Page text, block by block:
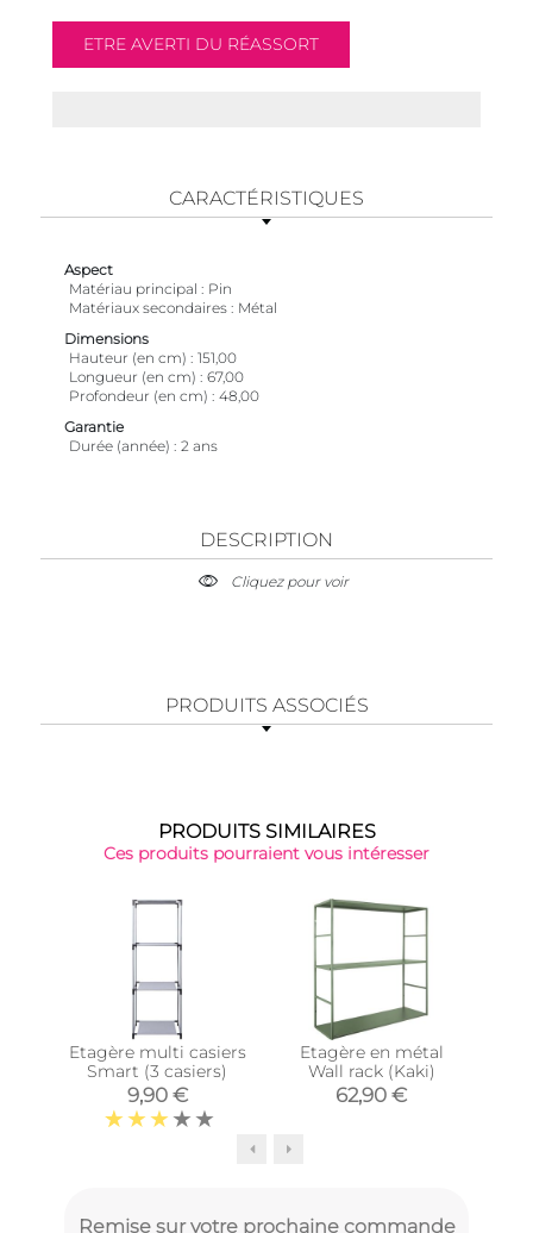
CARACTÉRISTIQUES
Aspect
Matériau principal
Pin
Matériaux secondaires
Métal
Dimensions
Hauteur (en cm)
151,00
Longueur (en cm)
67,00
Profondeur (en cm)
48,00
Garantie
Durée (année)
2 ans
DESCRIPTION
Cliquez pour voir
PRODUITS ASSOCIÉS
PRODUITS SIMILAIRES
Ces produits pourraient vous intéresser
Etagère multi casiers
Smart (3 casiers)
9,90 €
Etagère en métal
Wall rack (Kaki)
62,90 €
Remise sur votre prochaine commande